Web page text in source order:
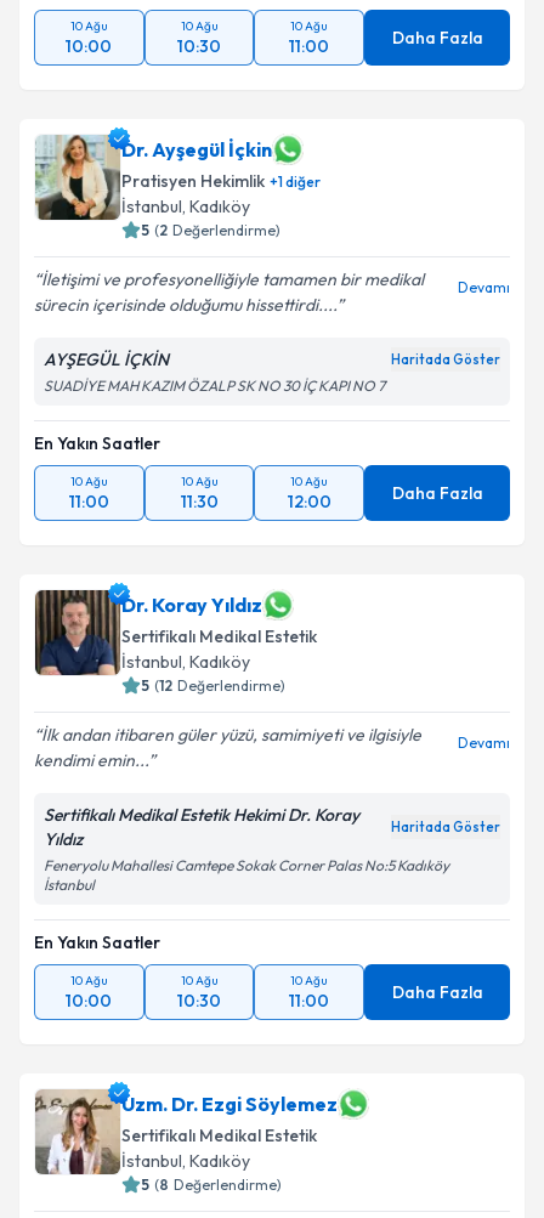
10 Ağu
10:00
10 Ağu
10:30
10 Ağu
11:00 Daha Fazla
Dr. Ayşegül İçkin
Pratisyen Hekimlik +1diğer
İstanbul, Kadıköy
5 (2 Değerlendirme)
İletişimi ve profesyonelliğiyle tamamen bir medikal
sürecin içerisinde olduğumu hissettirdi....
Devamı
AYŞEGÜL İÇKİN Haritada Göster
SUADİYE MAH KAZIM ÖZALP SK NO 30 İÇ KAPI NO 7
En Yakın Saatler
10 Ağu
11:00
10 Ağu
11:30
10 Ağu
12:00 Daha Fazla
Dr. Koray Yıldız
Sertifikalı Medikal Estetik
İstanbul, Kadıköy
5 (12 Değerlendirme)
İlk andan itibaren güler yüzü, samimiyeti ve ilgisiyle
kendimi emin...
Devamı
Sertifikalı Medikal Estetik Hekimi Dr. Koray
Yıldız
Haritada Göster
Feneryolu Mahallesi Camtepe Sokak Corner Palas No:5 Kadıköy
İstanbul
En Yakın Saatler
10 Ağu
10:00
10 Ağu
10:30
10 Ağu
11:00 Daha Fazla
Uzm. Dr. Ezgi Söylemez
Sertifikalı Medikal Estetik
İstanbul, Kadıköy
5 (8 Değerlendirme)